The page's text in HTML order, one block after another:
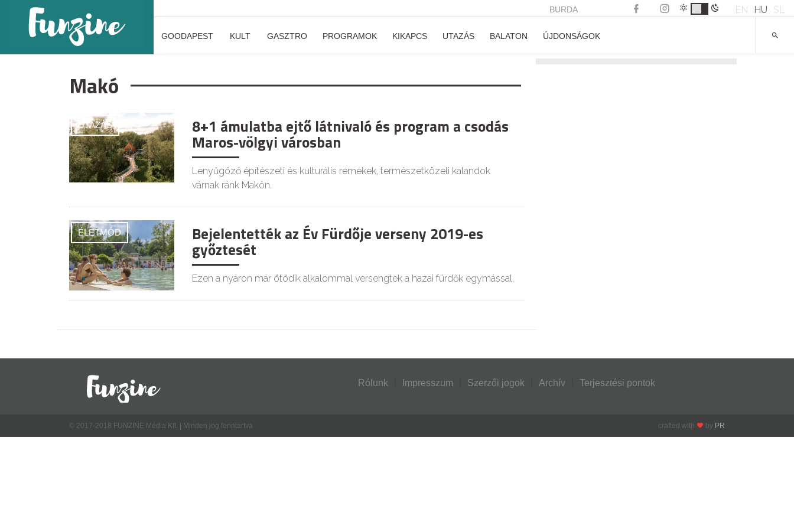
BURDA EN HU SL
GOODAPEST KULT GASZTRO PROGRAMOK KIKAPCS UTAZÁS BALATON ÚJDONSÁGOK
Makó
UTAZÁS 8+1 ámulatba ejtő látnivaló és program a csodás
Maros-völgyi városban
Lenyűgöző építészeti és kulturális remekek, természetközeli kalandok
várnak ránk Makón.
ÉLETMÓD Bejelentették az Év Fürdője verseny 2019-es
győztesét
Ezen a nyáron már ötödik alkalommal versengtek a hazai fürdők egymással.
Rólunk Impresszum Szerzői jogok Archív Terjesztési pontok
© 2017-2018 FUNZINE Média Kft. | Minden jog fenntartva crafted with by PR